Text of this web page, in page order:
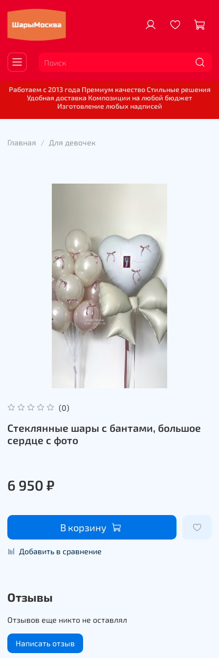
Работаем с 2013 года Премиум качество Стильные решения
Удобная доставка Композиции на любой бюджет
Изготовление любых надписей
Главная Для девочек
(0)
Стеклянные шары с бантами, большое
сердце с фото
6 950 ₽
В корзину
Добавить в сравнение
Отзывы
Отзывов еще никто не оставлял
Написать отзыв